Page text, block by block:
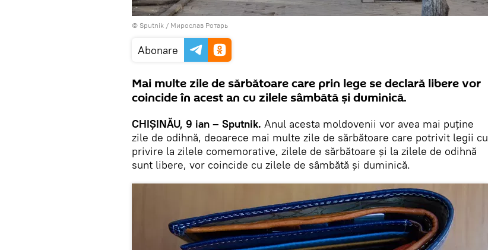
© Sputnik / Мирослав Ротарь
Abonare
Mai multe zile de sărbătoare care prin lege se declară libere vor
coincide în acest an cu zilele sâmbătă şi duminică.
CHIŞINĂU, 9 ian – Sputnik. Anul acesta moldovenii vor avea mai puţine
zile de odihnă, deoarece mai multe zile de sărbătoare care potrivit legii cu
privire la zilele comemorative, zilele de sărbătoare şi la zilele de odihnă
sunt libere, vor coincide cu zilele de sâmbătă şi duminică.